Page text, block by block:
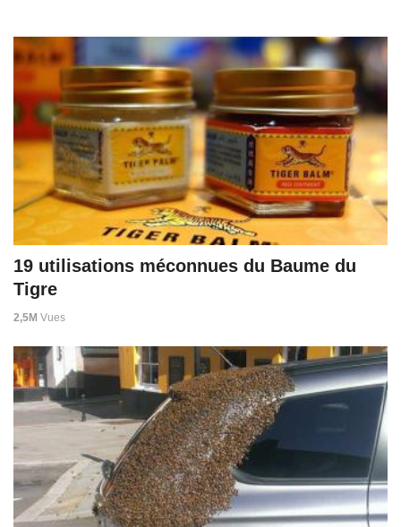
19 utilisations méconnues du Baume du
Tigre
2,5M Vues